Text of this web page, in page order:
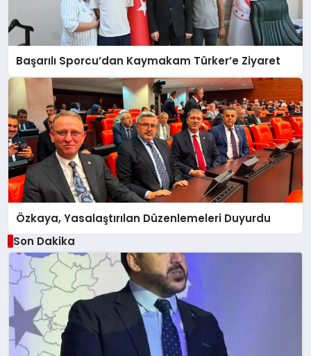
Başarılı Sporcu’dan Kaymakam Türker’e Ziyaret
Özkaya, Yasalaştırılan Düzenlemeleri Duyurdu
Son Dakika